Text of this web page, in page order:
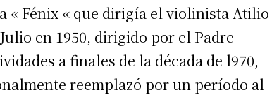
« Fénix « que dirigía el violinista Atilio
en 1950, dirigido por el Padre
a finales de la década de l970,
reemplazó por un período al